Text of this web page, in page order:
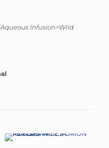
Infusion=Wild